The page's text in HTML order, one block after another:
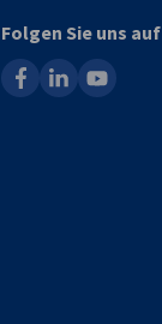
Folgen Sie uns auf
facebooklinkedinyoutube